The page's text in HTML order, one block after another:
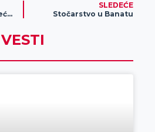
Održan koncert posvećen Uglješi Šajtincu
SLEDEĆE
Stočarstvo u Banatu